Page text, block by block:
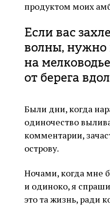
продуктом моих
Если вас
волны, нужно
на
от берега
Были дни, когда
одиночество
комментарии,
острову.
Ночами, когда мне
и одиноко, я
это та жизнь, ради